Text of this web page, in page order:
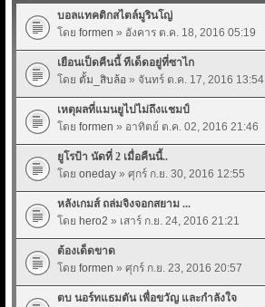
บอลแทคติกสไตล์มูรินโญ่
โดย formen » อังคาร ต.ค. 18, 2016 05:19
เยือนเป็ดคืนนี้ ทีเด็ดอยู่ที่ซาไก
โดย ตั้ม_สิบล้อ » จันทร์ ต.ค. 17, 2016 13:54
เหตุผลที่แมนยูไปไม่ถึงแชมป์
โดย formen » อาทิตย์ ต.ค. 02, 2016 21:46
ยูโรป้า นัดที่ 2 เมื่อคืนนี้..
โดย oneday » ศุกร์ ก.ย. 30, 2016 12:55
หลังเกมส์ ถล่มจิงจอกสยาม ...
โดย hero2 » เสาร์ ก.ย. 24, 2016 21:21
ต้องเด็ดขาด
โดย formen » ศุกร์ ก.ย. 23, 2016 20:57
ตบ นอร์ทแธมตัน เพื่อขวัญ และกำลังใจ